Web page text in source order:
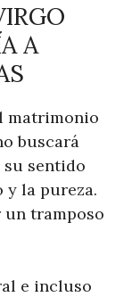
A
matrimonio
buscará
sentido
y la pureza.
un tramposo
e incluso